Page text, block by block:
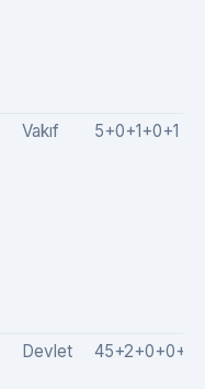
Vakıf 5+0+1+0+1
Devlet 45+2+0+0+0